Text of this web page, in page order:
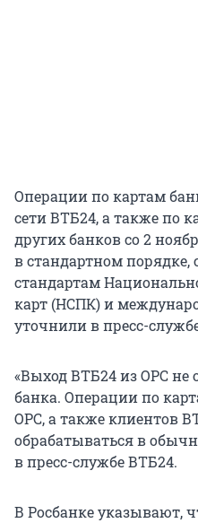
Операции по картам
сети ВТБ24, а также по
других банков со 2
в стандартном порядке,
стандартам
карт (НСПК) и
уточнили в пресс-
«Выход ВТБ24 из ОРС не
банка. Операции по
ОРС, а также клиентов
обрабатываться в
в пресс-службе ВТБ24.
В Росбанке указывают,